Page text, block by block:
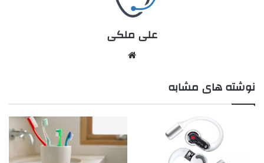
علی ملکی
نوشته های مشابه